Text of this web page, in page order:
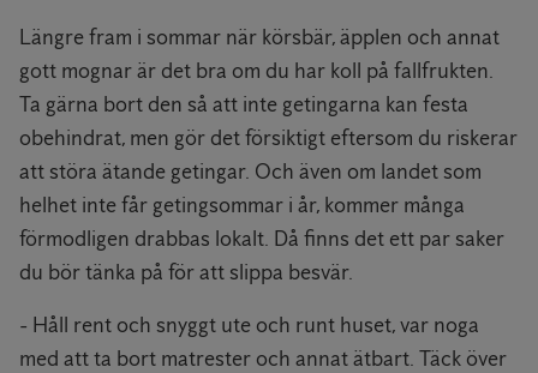
Längre fram i sommar när körsbär, äpplen och annat
gott mognar är det bra om du har koll på fallfrukten.
Ta gärna bort den så att inte getingarna kan festa
obehindrat, men gör det försiktigt eftersom du riskerar
att störa ätande getingar. Och även om landet som
helhet inte får getingsommar i år, kommer många
förmodligen drabbas lokalt. Då finns det ett par saker
du bör tänka på för att slippa besvär.
- Håll rent och snyggt ute och runt huset, var noga
med att ta bort matrester och annat ätbart. Täck över